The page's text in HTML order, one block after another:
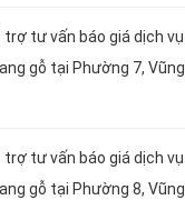
trợ tư vấn báo giá dịch vụ
gỗ tại Phường 7, Vũng
trợ tư vấn báo giá dịch vụ
gỗ tại Phường 8, Vũng